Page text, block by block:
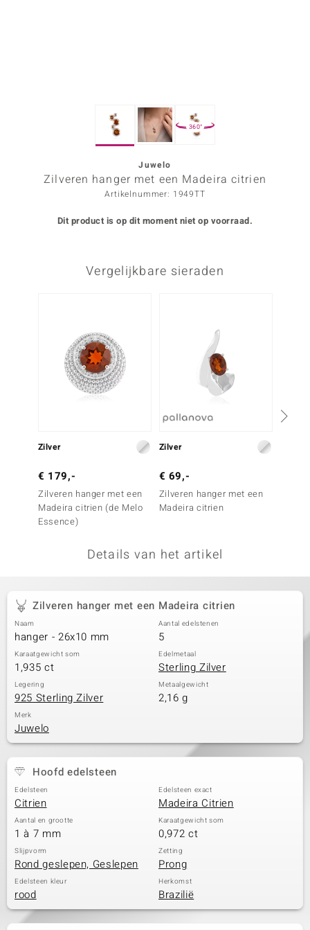
Collection
360°
Juwelo
Zilveren hanger met een Madeira citrien
Artikelnummer: 1949TT
Dit product is op dit moment niet op voorraad.
Vergelijkbare sieraden
Zilver
€ 179,-
Zilveren hanger met een
Madeira citrien (de Melo
Essence)
Zilver
€ 69,-
Zilveren hanger met een
Madeira citrien
Details van het artikel
Zilveren hanger met een Madeira citrien
Naam
hanger - 26x10 mm
Aantal edelstenen
5
Karaatgewicht som
1,935 ct
Edelmetaal
Sterling Zilver
Legering
925 Sterling Zilver
Metaalgewicht
2,16 g
Merk
Juwelo
Hoofd edelsteen
Edelsteen
Citrien
Edelsteen exact
Madeira Citrien
Aantal en grootte
1 à 7 mm
Karaatgewicht som
0,972 ct
Slijpvorm
Rond geslepen, Geslepen
Zetting
Prong
Edelsteen kleur
rood
Herkomst
Brazilië